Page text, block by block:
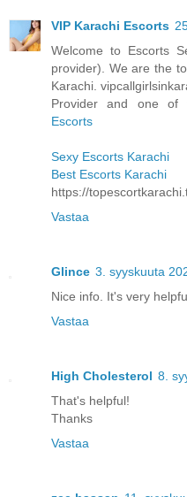
VIP Karachi Escorts
Welcome to Escorts
provider). We are the
Karachi.
Provider and one of
Escorts
Sexy Escorts Karachi
Best Escorts Karachi
https://
Vastaa
Glince 3. syyskuuta
Nice info. It's very
Vastaa
High Cholesterol 8.
That's helpful!
Thanks
Vastaa